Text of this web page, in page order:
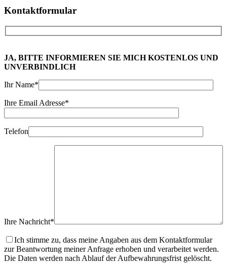
Kontaktformular
JA, BITTE INFORMIEREN SIE MICH KOSTENLOS UND
UNVERBINDLICH
Ihr Name*
Ihre Email Adresse*
Telefon
Ihre Nachricht*
Ich stimme zu, dass meine Angaben aus dem Kontaktformular
zur Beantwortung meiner Anfrage erhoben und verarbeitet werden.
Die Daten werden nach Ablauf der Aufbewahrungsfrist gelöscht.